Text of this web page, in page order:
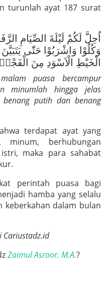
turunlah ayat 187 surat
اُحِلَّ لَكُمْ لَيْلَةَ الصِّيَامِ
وَكُلُوْا وَاشْرَبُوْا حَتّٰى
الْخَيْطِ الْاَسْوَدِ مِنَ
puasa bercampur
minumlah hingga jelas
putih dan benang
terdapat ayat yang
minum, berhubungan
maka para sahabat
perintah puasa bagi
hamba yang selalu
keberkahan dalam bulan
Cariustadz.id
Zaimul Asroor. M.A.?